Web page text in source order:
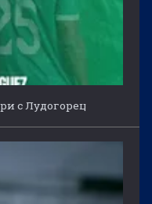
с Лудогорец